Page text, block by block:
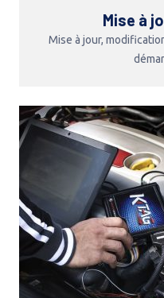
Mise à
Mise à jour,